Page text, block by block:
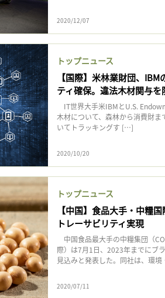
2020/12/07
トップニュース
【国際】米林業財団、
ティ確保。違法木材関与を
IT世界大手米IBMとU.S.
木材について、森林から消費財
いてトラッキングす […]
2020/10/20
トップニュース
【中国】食品大手・中糧
トレーサビリティ実現
中国食品最大手の中糧集団（
際）は7月1日、2023年までにブ
見込みと発表した。同社は、環
2020/07/11